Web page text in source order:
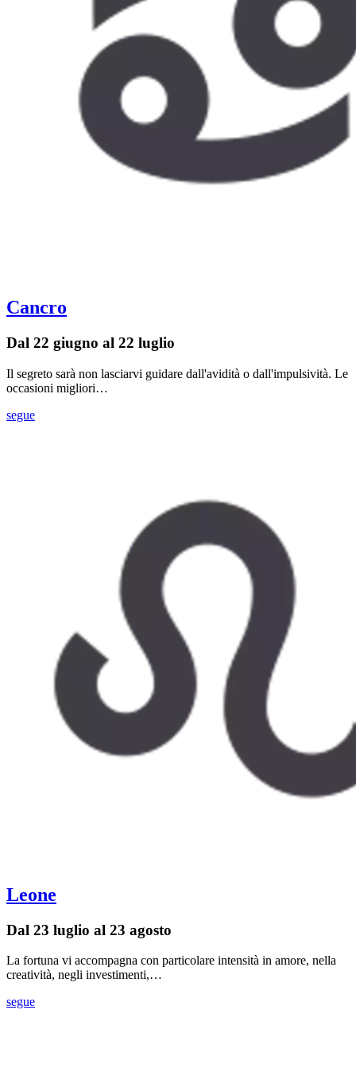
Cancro
Dal 22 giugno al 22 luglio
Il segreto sarà non lasciarvi guidare dall'avidità o dall'impulsività. Le
occasioni migliori…
segue
Leone
Dal 23 luglio al 23 agosto
La fortuna vi accompagna con particolare intensità in amore, nella
creatività, negli investimenti,…
segue